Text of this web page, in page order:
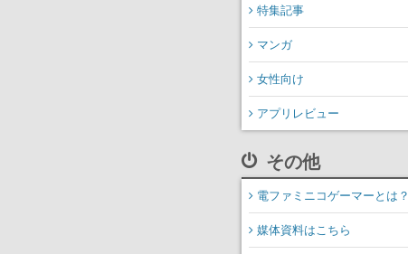
特集記事
マンガ
女性向け
アプリレビュー
その他
電ファミニコゲーマーとは？
媒体資料はこちら